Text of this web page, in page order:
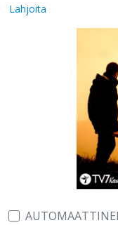
Lahjoita